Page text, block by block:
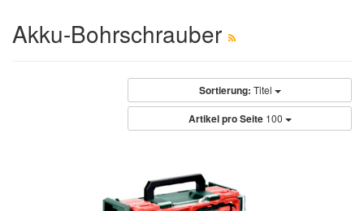
Akku-Bohrschrauber
Sortierung: Titel
Artikel pro Seite 100